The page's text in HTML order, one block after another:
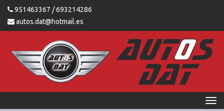
951463367 / 693214286
autos.dat@hotmail.es